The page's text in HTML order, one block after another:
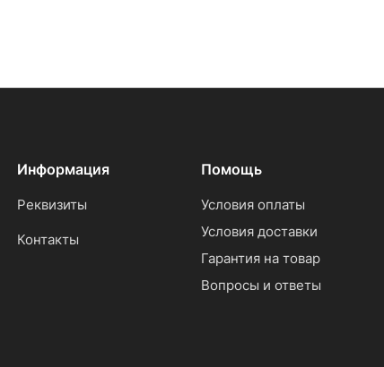
Информация
Реквизиты
Контакты
Помощь
Условия оплаты
Условия доставки
Гарантия на товар
Вопросы и ответы